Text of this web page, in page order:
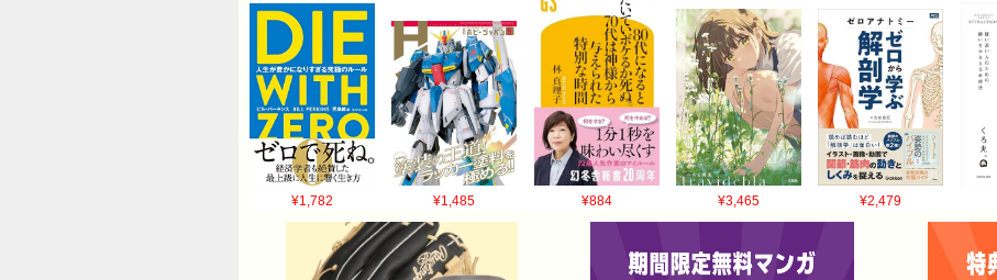
¥1,782 ¥1,485 ¥884 ¥3,465 ¥2,479